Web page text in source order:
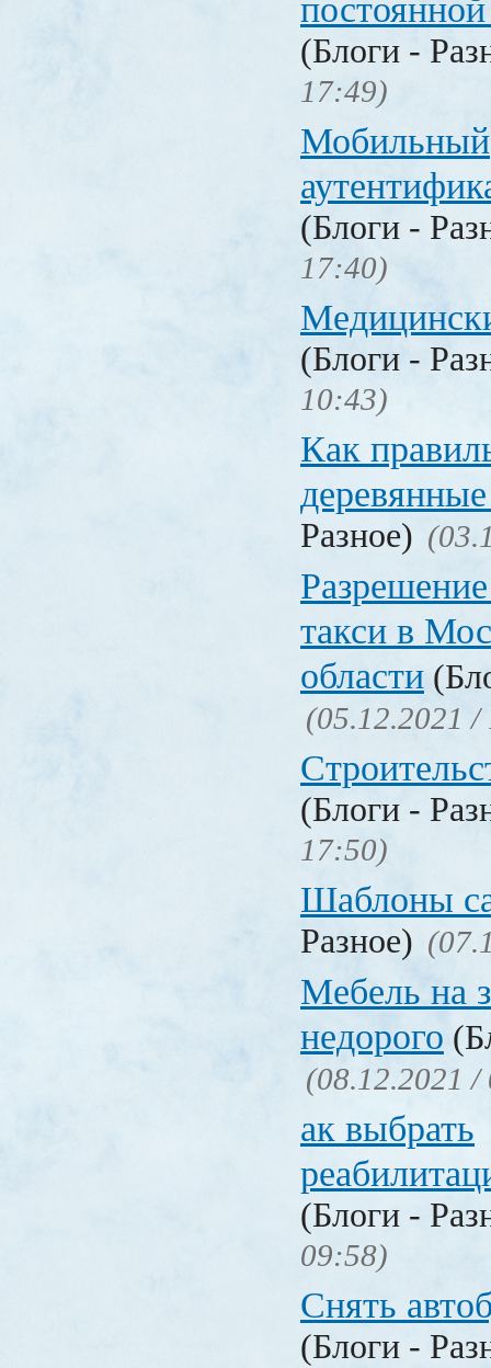
(Блоги -
17:49)
Мобильный
(Блоги -
17:40)
(Блоги -
10:43)
Как
Разное)
такси в
области
(05.12.2021 /
(Блоги -
17:50)
Шаблоны
Разное)
Мебель на
недорого
(08.12.2021 /
ак выбрать
(Блоги -
09:58)
Снять
(Блоги -